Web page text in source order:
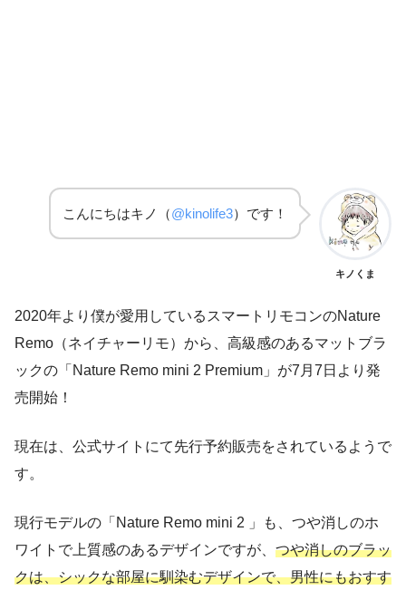
こんにちはキノ（@kinolife3）です！
キノくま
2020年より僕が愛用しているスマートリモコンのNature
Remo（ネイチャーリモ）から、高級感のあるマットブラ
ックの「Nature Remo mini 2 Premium」が7月7日より発
売開始！
現在は、公式サイトにて先行予約販売をされているようで
す。
現行モデルの「Nature Remo mini 2 」も、つや消しのホ
ワイトで上質感のあるデザインですが、 つや消しのブラッ
クは、シックな部屋に馴染むデザインで、男性にもおすす